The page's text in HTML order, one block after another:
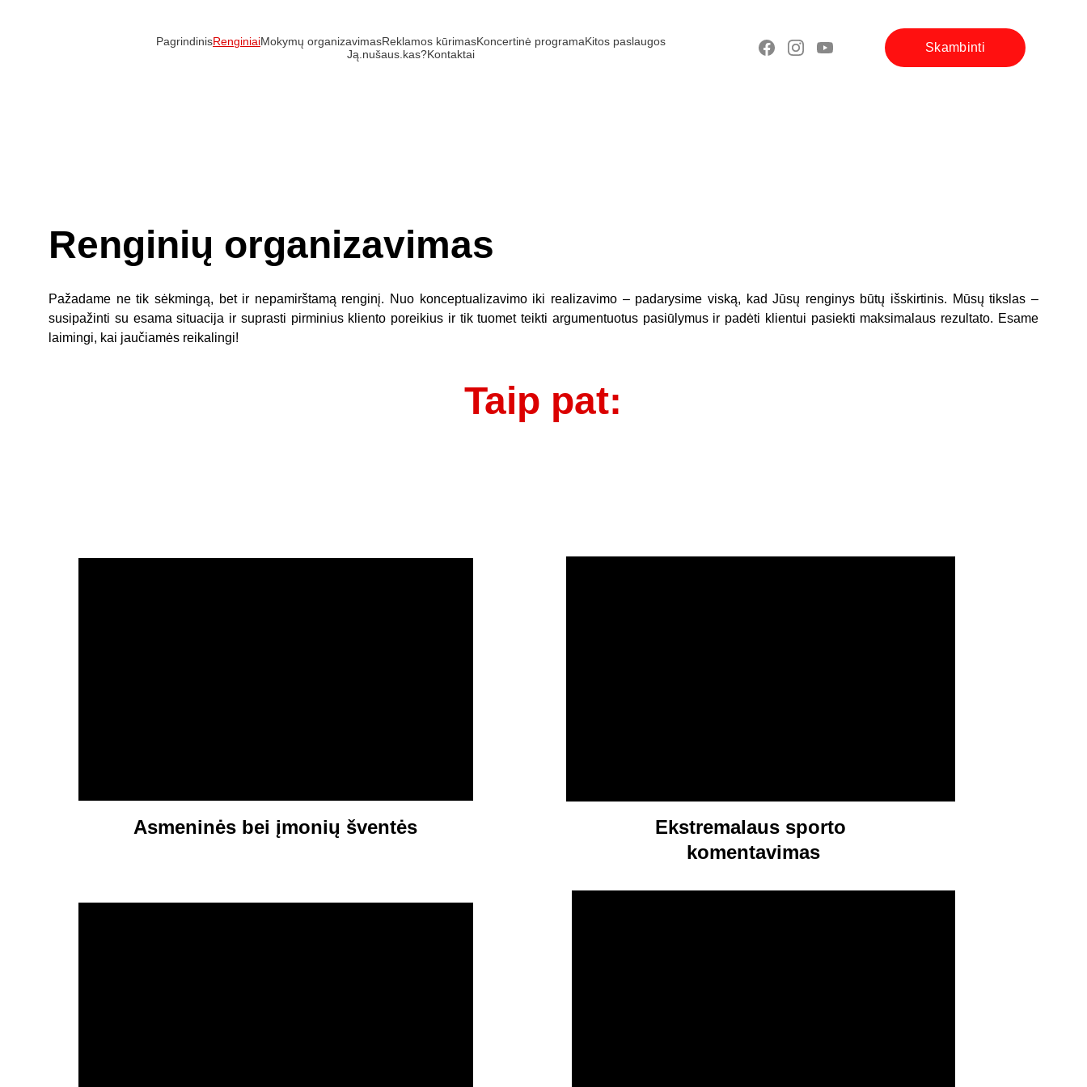
PagrindinisRenginiaiMokymų organizavimasReklamos kūrimasKoncertinė programaKitos paslaugos
Ją.nušaus.kas?Kontaktai Skambinti
Renginių organizavimas
Pažadame ne tik sėkmingą, bet ir nepamirštamą renginį. Nuo konceptualizavimo iki realizavimo – padarysime viską, kad Jūsų renginys būtų išskirtinis. Mūsų tikslas –
susipažinti su esama situacija ir suprasti pirminius kliento poreikius ir tik tuomet teikti argumentuotus pasiūlymus ir padėti klientui pasiekti maksimalaus rezultato. Esame
laimingi, kai jaučiamės reikalingi!
Taip pat:
Ekstremalaus sporto
komentavimas
Asmeninės bei įmonių šventės